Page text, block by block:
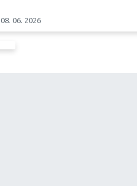
08. 06. 2026